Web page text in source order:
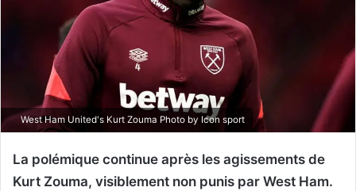
West Ham United's Kurt Zouma Photo by Icon sport
La polémique continue après les agissements de
Kurt Zouma, visiblement non punis par West Ham.